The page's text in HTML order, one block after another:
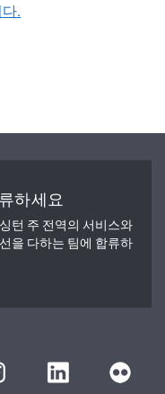
.
하세요
턴 주 전역의 서비스와
을 다하는 팀에 합류하